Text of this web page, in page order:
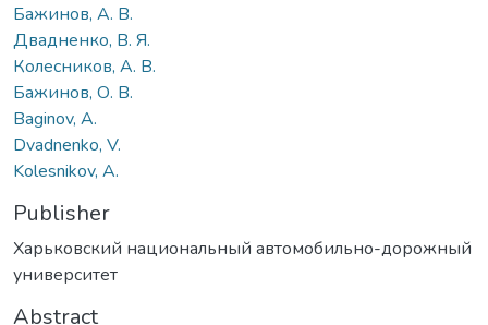
Бажинов, А. В.
Двадненко, В. Я.
Колесников, А. В.
Бажинов, О. В.
Baginov, A.
Dvadnenko, V.
Kolesnikov, A.
Publisher
Харьковский национальный автомобильно-дорожный
университет
Abstract